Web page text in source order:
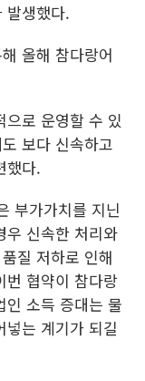
발생했다.
올해 참다랑어
로 운영할 수 있
보다 신속하고
했다.
부가가치를 지닌
우 신속한 처리와
질 저하로 인해
협약이 참다랑
인 소득 증대는 물
는 계기가 되길